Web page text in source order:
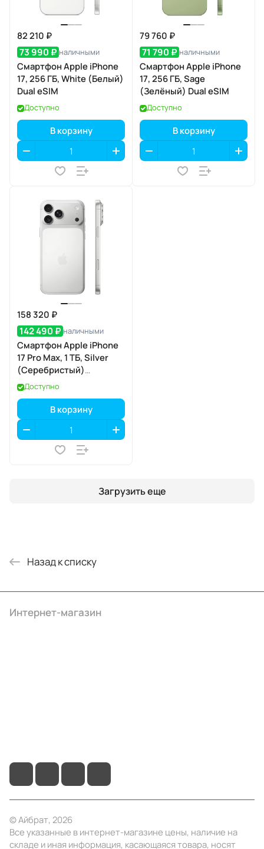
82 210 ₽
73 990 ₽ наличными
Смартфон Apple iPhone
17, 256 ГБ, White (Белый)
Dual eSIM
Доступно
В корзину
79 760 ₽
71 790 ₽ наличными
Смартфон Apple iPhone
17, 256 ГБ, Sage
(Зелёный) Dual eSIM
Доступно
В корзину
158 320 ₽
142 490 ₽ наличными
Смартфон Apple iPhone
17 Pro Max, 1 ТБ, Silver
(Серебристый)
SIM+eSIM
Доступно
В корзину
Загрузить еще
Назад к списку
Интернет-магазин
© Айбрат, 2026
Все указанные в интернет-магазине цены, наличие на
складе и иная информация, касающаяся товара, носят